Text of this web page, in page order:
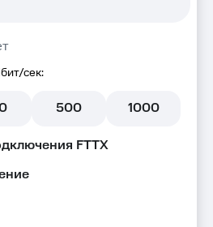
сек:
500 1000
FTTX